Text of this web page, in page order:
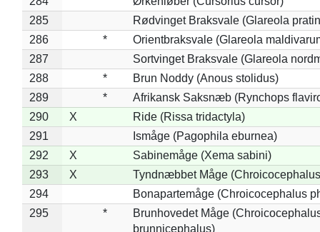
285
Rødvinget Braksvale (Glareola
286
*
Orientbraksvale (Glareola
287
Sortvinget Braksvale (Glareola
288
*
Brun Noddy (Anous stolidus)
289
*
Afrikansk Saksnæb (Rynchops
290
X
Ride (Rissa tridactyla)
291
Ismåge (Pagophila eburnea)
292
X
Sabinemåge (Xema sabini)
293
X
Tyndnæbbet Måge
294
Bonapartemåge (Chroicocephalus
295
*
Brunhovedet Måge
brunnicephalus)